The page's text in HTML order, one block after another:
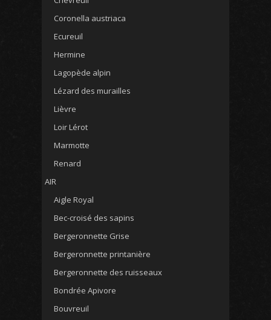
Coronella austriaca
Ecureuil
Hermine
Lagopède alpin
Lézard des murailles
Lièvre
Loir Lérot
Marmotte
Renard
AIR
Aigle Royal
Bec-croisé des sapins
Bergeronnette Grise
Bergeronnette printanière
Bergeronnette des ruisseaux
Bondrée Apivore
Bouvreuil